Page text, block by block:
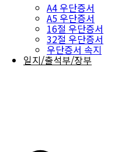
A4 우단증서
A5 우단증서
16절 우단증서
32절 우단증서
우단증서 속지
일지/출석부/장부